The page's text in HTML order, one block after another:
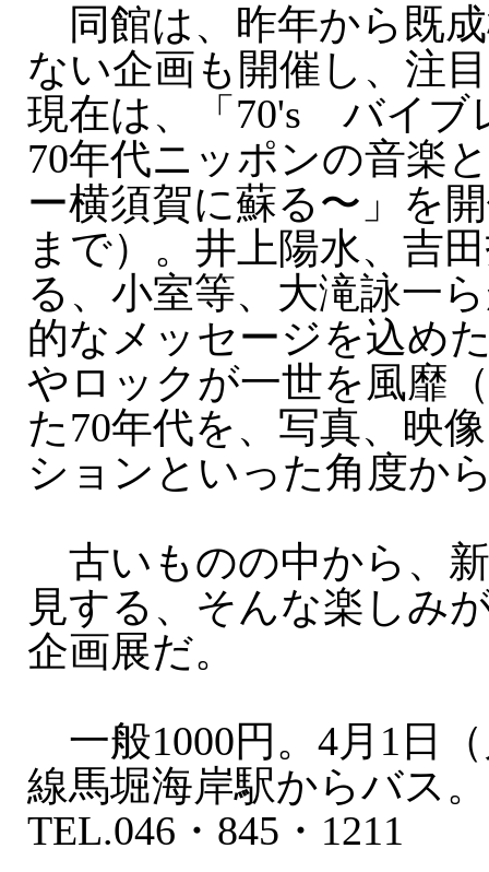
同館は、昨年から既
ない企画も開催し、注
現在は、「70's バイブ
70年代ニッポンの音楽
ー横須賀に蘇る〜」を
まで）。井上陽水、吉
る、小室等、大滝詠一
的なメッセージを込め
やロックが一世を風靡
た70年代を、写真、映
ションといった角度か
古いものの中から、
見する、そんな楽しみ
企画展だ。
一般1000円。4月1日
線馬堀海岸駅からバス
TEL.046・845・1211